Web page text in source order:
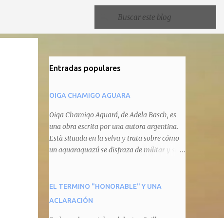
Entradas populares
OIGA CHAMIGO AGUARA
Oiga Chamigo Aguará, de Adela Basch, es
una obra escrita por una autora argentina.
Està situada en la selva y trata sobre cómo
un aguaraguazú se disfraza de militar y se
animal que pretenda circular por ahí. En
primera instancia aparece Teteu, el tero,
EL TERMINO "HONORABLE" Y UNA
ACLARACIÓN